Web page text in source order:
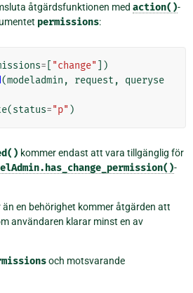
åtgärdsfunktionen med action()-
permissions:
= "change"
])
(modeladmin , request ,
queryse
(status="p" )
kommer endast att vara tillgänglig för
-
än en behörighet kommer åtgärden att
användaren klarar minst en av
och motsvarande